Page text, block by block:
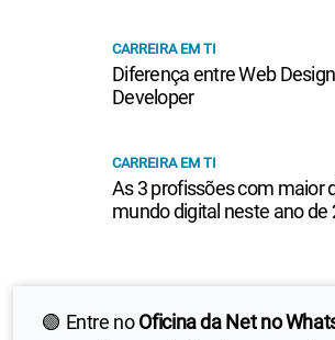
🟢 Entre noOficina da Net no
CARREIRA EM TI
Diferença entre Web
Developer
CARREIRA EM TI
As 3 profissões com maior
mundo digital neste ano de